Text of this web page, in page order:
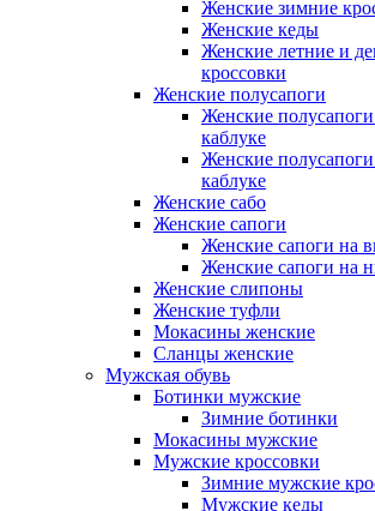
Женские зимние
Женские кеды
Женские летние и
кроссовки
Женские полусапоги
Женские
каблуке
Женские
каблуке
Женские сабо
Женские сапоги
Женские сапоги на
Женские сапоги на
Женские слипоны
Женские туфли
Мокасины женские
Сланцы женские
Мужская обувь
Ботинки мужские
Зимние ботинки
Мокасины мужские
Мужские кроссовки
Зимние мужские
Мужские кеды